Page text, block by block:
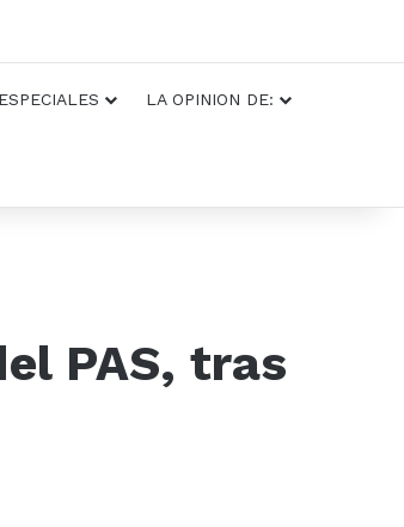
ESPECIALES LA OPINION DE:
PAS, tras